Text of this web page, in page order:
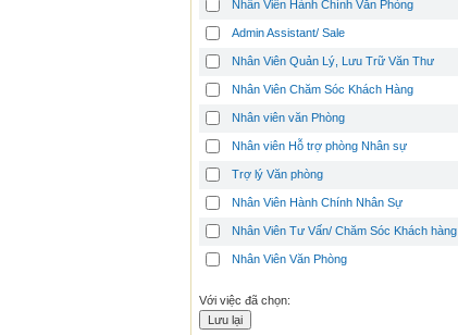
Nhân Viên Hành Chính Văn Phòng
Admin Assistant/ Sale
Nhân Viên Quản Lý, Lưu Trữ Văn Thư
Nhân Viên Chăm Sóc Khách Hàng
Nhân viên văn Phòng
Nhân viên Hỗ trợ phòng Nhân sự
Trợ lý Văn phòng
Nhân Viên Hành Chính Nhân Sự
Nhân Viên Tư Vấn/ Chăm Sóc Khách hàng
Nhân Viên Văn Phòng
Với việc đã chọn: